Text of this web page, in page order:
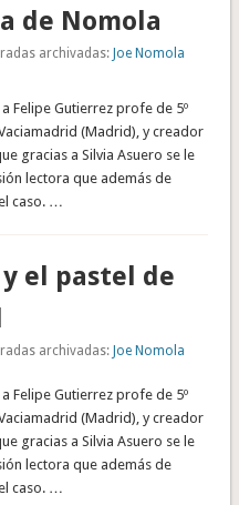
de Nomola
archivadas:Joe Nomola
Felipe Gutierrez profe de 5º
(Madrid), y creador
gracias a Silvia Asuero se le
lectora que además de
caso. …
el pastel de
archivadas: Joe Nomola
Felipe Gutierrez profe de 5º
(Madrid), y creador
gracias a Silvia Asuero se le
lectora que además de
caso. …